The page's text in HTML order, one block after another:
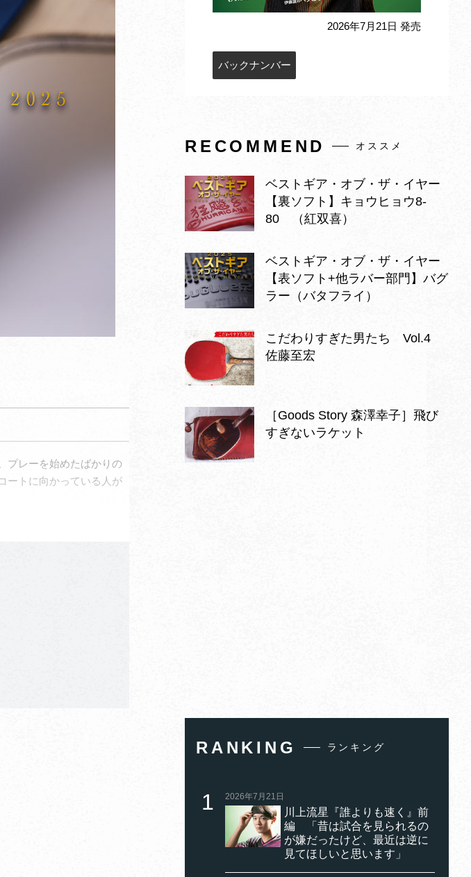
プレーを始めたばかりの
ートに向かっている人が
2026年7月21日 発売
バックナンバー
RECOMMEND オススメ
ベストギア・オブ・ザ・イヤー
【裏ソフト】キョウヒョウ8-
80 （紅双喜）
ベストギア・オブ・ザ・イヤー
【表ソフト+他ラバー部門】バグ
ラー（バタフライ）
こだわりすぎた男たち Vol.4
佐藤至宏
［Goods Story 森澤幸子］飛び
すぎないラケット
RANKING ランキング
2026年7月21日
川上流星『誰よりも速く』前
編 「昔は試合を見られるの
が嫌だったけど、最近は逆に
見てほしいと思います」